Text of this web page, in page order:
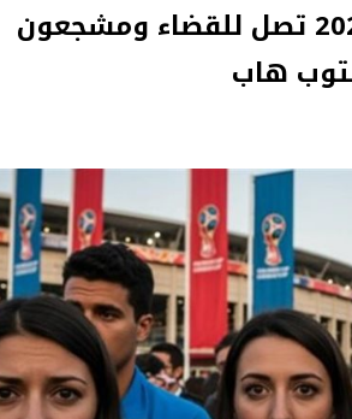
أزمة تذاكر كأس العالم 2026 تصل للقضاء ومشجعون
هاب